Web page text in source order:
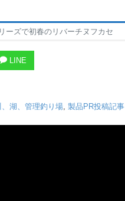
ーズで初春のリバーチヌフカセ
LINE
湖、管理釣り場 製品PR投稿記事